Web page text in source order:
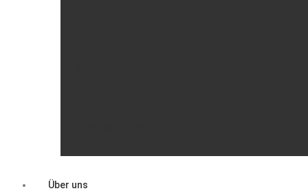
Über uns